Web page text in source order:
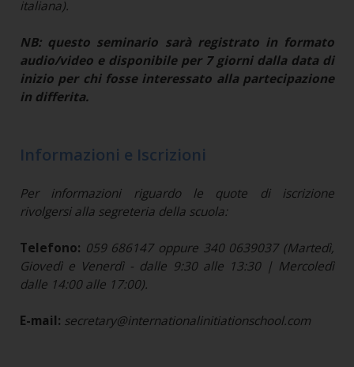
italiana).
NB: questo seminario sarà registrato in formato
audio/video e disponibile per 7 giorni dalla data di
inizio per chi fosse interessato alla partecipazione
in differita.
Informazioni e Iscrizioni
Per informazioni riguardo le quote di iscrizione
rivolgersi alla segreteria della scuola:
Telefono: 059 686147 oppure 340 0639037 (Martedì,
Giovedì e Venerdì - dalle 9:30 alle 13:30 | Mercoledì
dalle 14:00 alle 17:00).
E-mail: secretary@internationalinitiationschool.com